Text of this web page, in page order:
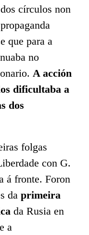
círculos non
que para a
no
A acción
dificultaba a
dos
folgas
con G.
á fronte. Foron
da primeira
da Rusia en
a